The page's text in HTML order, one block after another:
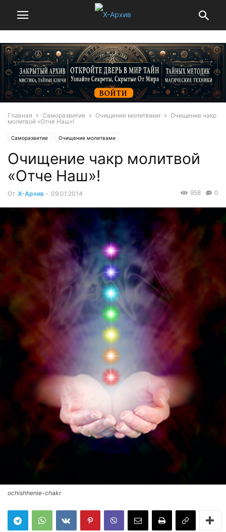
Главная Саморазвитие Очищение молитвами
Очищение чакр
молитвой «Отче Наш»!
Саморазвитие Очищение молитвами
Очищение чакр молитвой
«Отче Наш»!
От Х-Архив - 09.01.2014 0
958
ochishhenie-chakr